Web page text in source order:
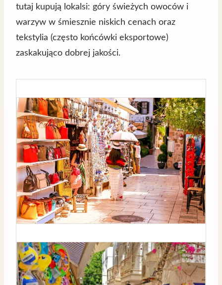
tutaj kupują lokalsi: góry świeżych owoców i
warzyw w śmiesznie niskich cenach oraz
tekstylia (często końcówki eksportowe)
zaskakująco dobrej jakości.